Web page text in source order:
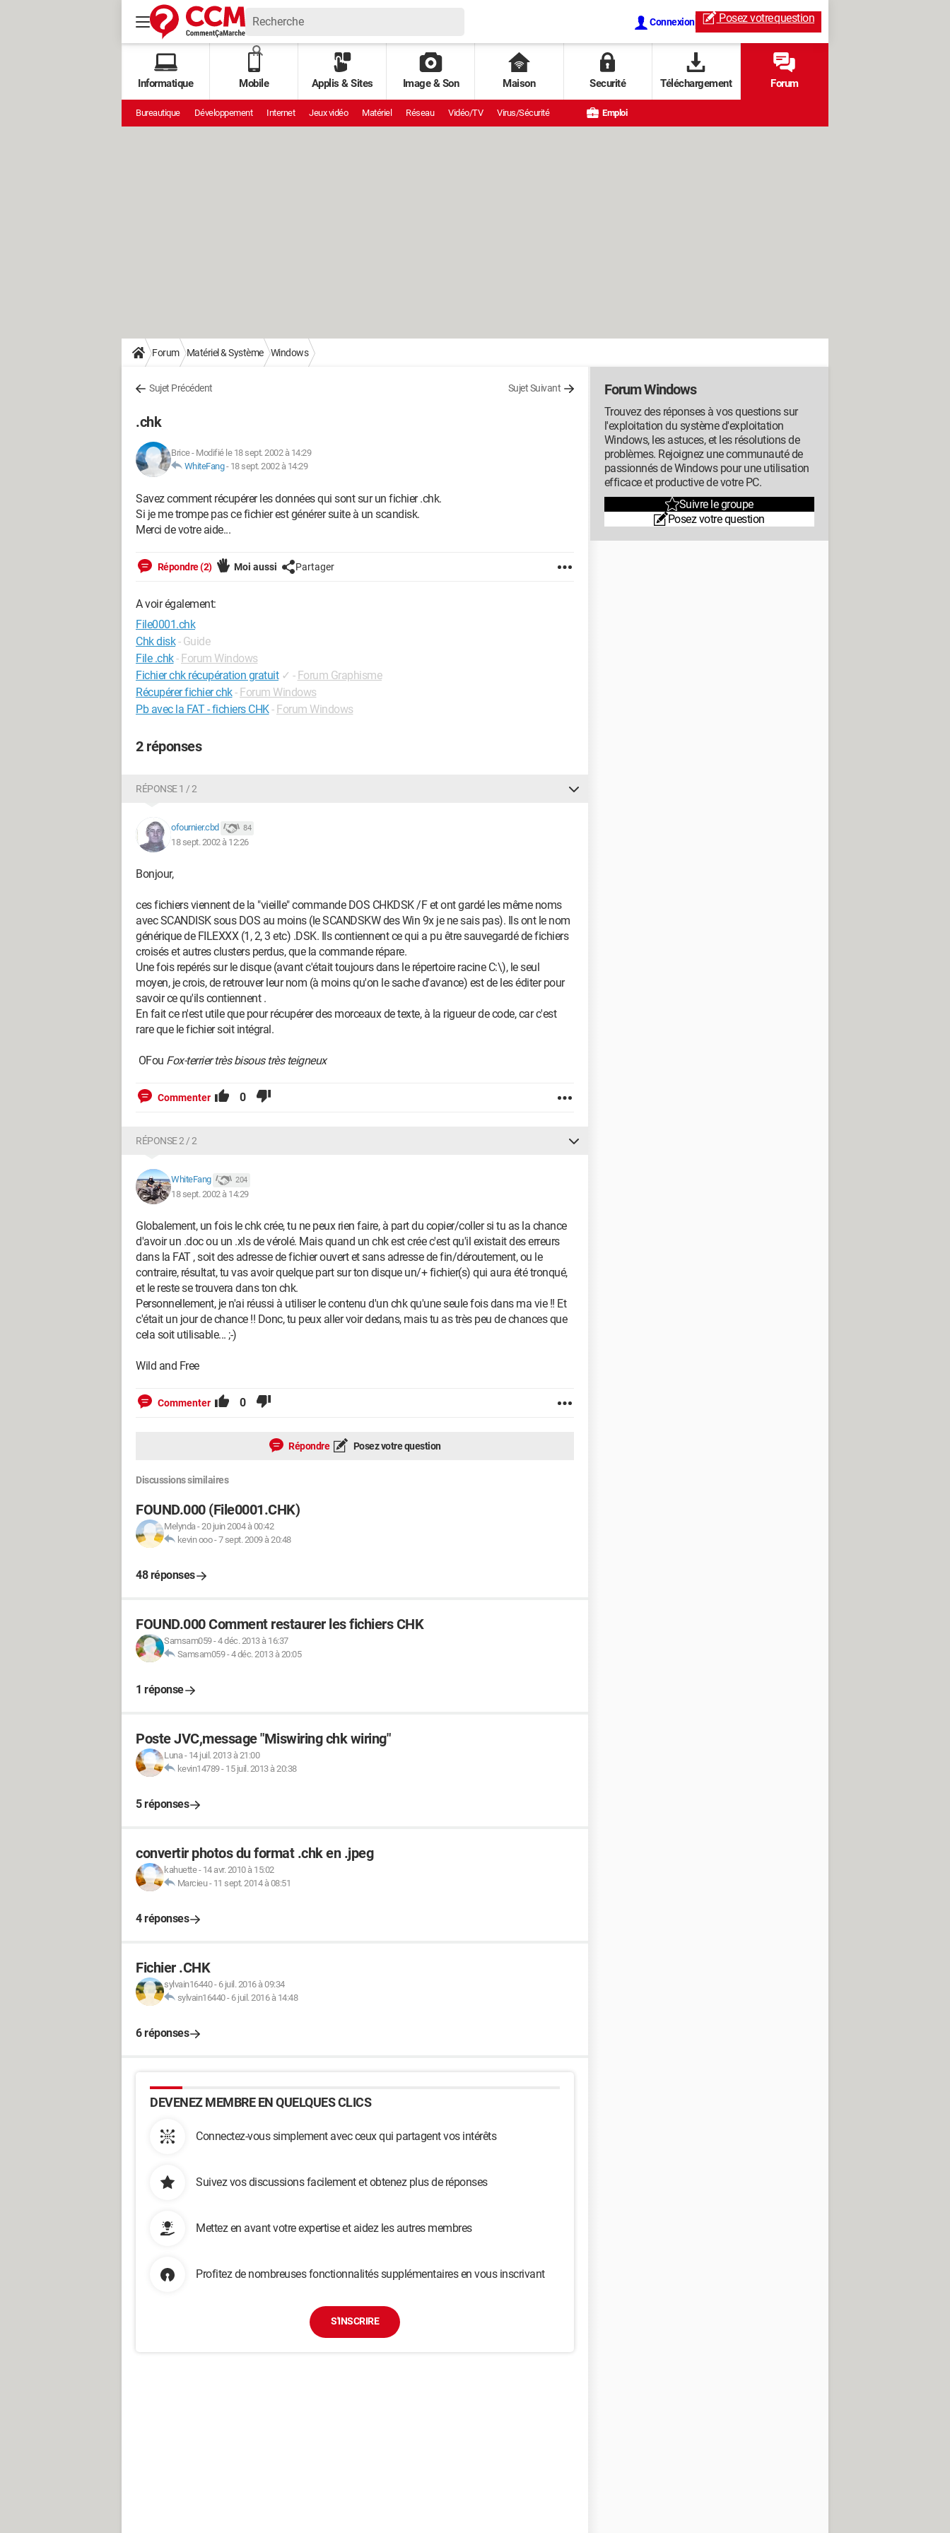
Connexion Posez votrequestion
Informatique Mobile Applis & Sites Image & Son Maison Securité Téléchargement Forum
Bureautique Développement Internet Jeux vidéo Matériel Réseau Vidéo/TV Virus/Sécurité Emploi
Forum Matériel & Système Windows
Sujet Précédent Sujet Suivant
.chk
Brice- Modifié le 18 sept. 2002 à 14:29
WhiteFang- 18 sept. 2002 à 14:29
Savez comment récupérer les données qui sont sur un fichier .chk.
Si je me trompe pas ce fichier est générer suite à un scandisk.
Merci de votre aide...
Répondre (2) Moi aussi Partager
A voir également:
File0001.chk
Chk disk - Guide
File .chk- Forum Windows
Fichier chk récupération gratuit ✓ - Forum Graphisme
Récupérer fichier chk- Forum Windows
Pb avec la FAT - fichiers CHK- Forum Windows
2 réponses
RÉPONSE 1 / 2
ofournier.cbd 84
18 sept. 2002 à 12:26
Bonjour,
ces fichiers viennent de la "vieille" commande DOS CHKDSK /F et ont gardé les même noms
avec SCANDISK sous DOS au moins (le SCANDSKW des Win 9x je ne sais pas). Ils ont le nom
générique de FILEXXX (1, 2, 3 etc) .DSK. Ils contiennent ce qui a pu être sauvegardé de fichiers
croisés et autres clusters perdus, que la commande répare.
Une fois repérés sur le disque (avant c'était toujours dans le répertoire racine C:\), le seul
moyen, je crois, de retrouver leur nom (à moins qu'on le sache d'avance) est de les éditer pour
savoir ce qu'ils contiennent .
En fait ce n'est utile que pour récupérer des morceaux de texte, à la rigueur de code, car c'est
rare que le fichier soit intégral.
OFou Fox-terrier très bisous très teigneux
Commenter 0
RÉPONSE 2 / 2
WhiteFang 204
18 sept. 2002 à 14:29
Globalement, un fois le chk crée, tu ne peux rien faire, à part du copier/coller si tu as la chance
d'avoir un .doc ou un .xls de vérolé. Mais quand un chk est crée c'est qu'il existait des erreurs
dans la FAT , soit des adresse de fichier ouvert et sans adresse de fin/déroutement, ou le
contraire, résultat, tu vas avoir quelque part sur ton disque un/+ fichier(s) qui aura été tronqué,
et le reste se trouvera dans ton chk.
Personnellement, je n'ai réussi à utiliser le contenu d'un chk qu'une seule fois dans ma vie !! Et
c'était un jour de chance !! Donc, tu peux aller voir dedans, mais tu as très peu de chances que
cela soit utilisable... ;-)
Wild and Free
Commenter 0
Répondre Posez votre question
Discussions similaires
FOUND.000 (File0001.CHK)
Melynda-20 juin 2004 à 00:42
kevin ooo-7 sept. 2009 à 20:48
48 réponses
FOUND.000 Comment restaurer les fichiers CHK
Samsam059-4 déc. 2013 à 16:37
Samsam059-4 déc. 2013 à 20:05
1 réponse
Poste JVC,message "Miswiring chk wiring"
Luna- 14 juil. 2013 à 21:00
kevin14789- 15 juil. 2013 à 20:38
5 réponses
convertir photos du format .chk en .jpeg
kahuette- 14 avr. 2010 à 15:02
Marcieu- 11 sept. 2014 à 08:51
4 réponses
Fichier .CHK
sylvain16440- 6 juil. 2016 à 09:34
sylvain16440- 6 juil. 2016 à 14:48
6 réponses
DEVENEZ MEMBRE EN QUELQUES CLICS
Connectez-vous simplement avec ceux qui partagent vos intérêts
Suivez vos discussions facilement et obtenez plus de réponses
Mettez en avant votre expertise et aidez les autres membres
Profitez de nombreuses fonctionnalités supplémentaires en vous inscrivant
S'INSCRIRE
Forum Windows
Trouvez des réponses à vos questions sur
l'exploitation du système d'exploitation
Windows, les astuces, et les résolutions de
problèmes. Rejoignez une communauté de
passionnés de Windows pour une utilisation
efficace et productive de votre PC.
Suivre le groupe
Posez votre question